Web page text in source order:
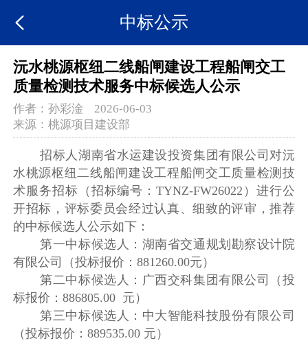
中标公示
沅水桃源枢纽二线船闸建设工程船闸交工
质量检测技术服务中标候选人公示
作者：孙彩淦
2026-06-03
来源：桃源项目建设部
招标人湖南省水运建设投资集团有限公司对沅
水桃源枢纽二线船闸建设工程船闸交工质量检测技
术服务招标（招标编号：TYNZ-FW26022）进行公
开招标，评标委员会经过认真、细致的评审，推荐
的中标候选人公示如下：
第一中标候选人：湖南省交通规划勘察设计院
有限公司（投标报价：881260.00元）
第二中标候选人：广西交科集团有限公司（投
标报价：886805.00 元）
第三中标候选人：中大智能科技股份有限公司
（投标报价：889535.00 元）